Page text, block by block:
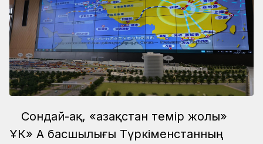
Сондай-ақ, «Қазақстан темір жолы»
ҰК» АҚ басшылығы Түркіменстанның